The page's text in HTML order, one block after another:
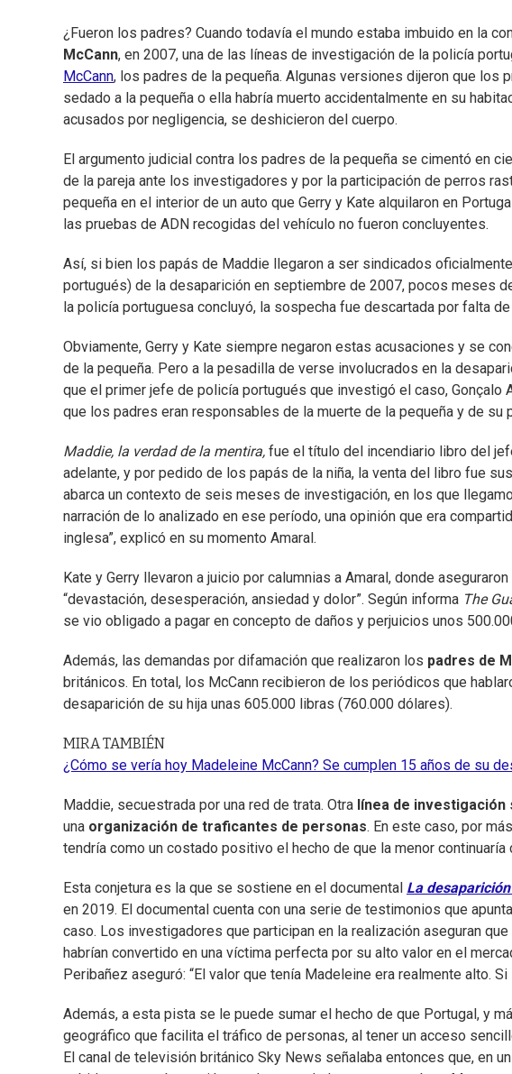
¿Fueron los padres? Cuando todavía el mundo estaba imbuido en la
McCann, en 2007, una de las líneas de investigación de la policía
McCann, los padres de la pequeña. Algunas versiones dijeron que los
sedado a la pequeña o ella habría muerto accidentalmente en su
acusados por negligencia, se deshicieron del cuerpo.
El argumento judicial contra los padres de la pequeña se cimentó en
de la pareja ante los investigadores y por la participación de perros
pequeña en el interior de un auto que Gerry y Kate alquilaron en
las pruebas de ADN recogidas del vehículo no fueron concluyentes.
Así, si bien los papás de Maddie llegaron a ser sindicados
portugués) de la desaparición en septiembre de 2007, pocos meses
la policía portuguesa concluyó, la sospecha fue descartada por falta
Obviamente, Gerry y Kate siempre negaron estas acusaciones y se
de la pequeña. Pero a la pesadilla de verse involucrados en la
que el primer jefe de policía portugués que investigó el caso, Gonçalo
que los padres eran responsables de la muerte de la pequeña y de su
Maddie, la verdad de la mentira, fue el título del incendiario libro del
adelante, y por pedido de los papás de la niña, la venta del libro fue
abarca un contexto de seis meses de investigación, en los que
narración de lo analizado en ese período, una opinión que era
inglesa”, explicó en su momento Amaral.
Kate y Gerry llevaron a juicio por calumnias a Amaral, donde
“devastación, desesperación, ansiedad y dolor”. Según informa The
se vio obligado a pagar en concepto de daños y perjuicios unos
Además, las demandas por difamación que realizaron los padres de
británicos. En total, los McCann recibieron de los periódicos que
desaparición de su hija unas 605.000 libras (760.000 dólares).
MIRA TAMBIÉN
¿Cómo se vería hoy Madeleine McCann? Se cumplen 15 años de su
Maddie, secuestrada por una red de trata. Otra línea de investigación
una organización de traficantes de personas. En este caso, por
tendría como un costado positivo el hecho de que la menor continuaría
Esta conjetura es la que se sostiene en el documental La
en 2019. El documental cuenta con una serie de testimonios que
caso. Los investigadores que participan en la realización aseguran
habrían convertido en una víctima perfecta por su alto valor en el
Peribañez aseguró: “El valor que tenía Madeleine era realmente alto.
Además, a esta pista se le puede sumar el hecho de que Portugal, y
geográfico que facilita el tráfico de personas, al tener un acceso
El canal de televisión británico Sky News señalaba entonces que, en